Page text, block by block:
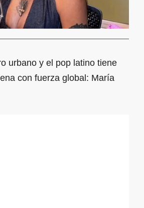
urbano y el pop latino tiene
con fuerza global: María